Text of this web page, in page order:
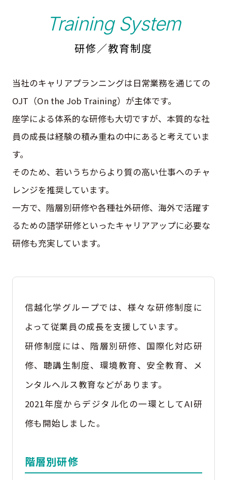
Training System
研修／教育制度
当社のキャリアプランニングは日常業務を通じての
OJT（On the Job Training）が主体です。
座学による体系的な研修も大切ですが、本質的な社
員の成長は経験の積み重ねの中にあると考えていま
す。
そのため、若いうちからより質の高い仕事へのチャ
レンジを推奨しています。
一方で、階層別研修や各種社外研修、海外で活躍す
るための語学研修といったキャリアアップに必要な
研修も充実しています。
信越化学グループでは、様々な研修制度に
よって従業員の成長を支援しています。
研修制度には、階層別研修、国際化対応研
修、聴講生制度、環境教育、安全教育、メ
ンタルヘルス教育などがあります。
2021年度からデジタル化の一環としてAI研
修も開始しました。
階層別研修